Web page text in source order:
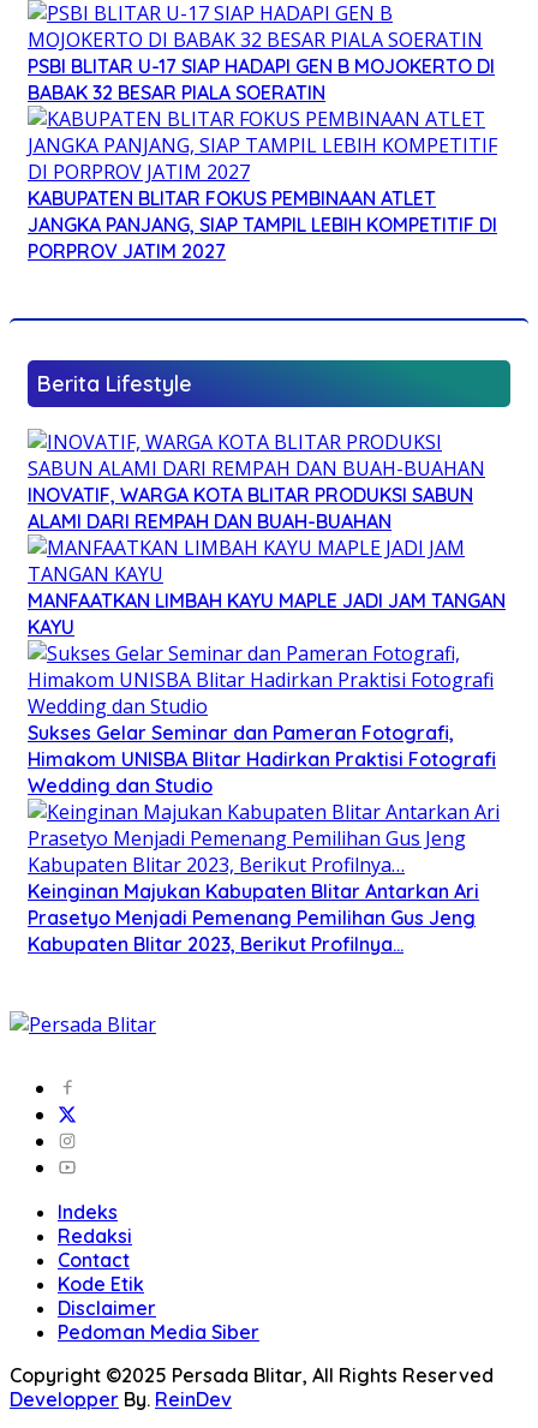
PSBI BLITAR U-17 SIAP HADAPI GEN B MOJOKERTO DI
BABAK 32 BESAR PIALA SOERATIN
KABUPATEN BLITAR FOKUS PEMBINAAN ATLET
JANGKA PANJANG, SIAP TAMPIL LEBIH KOMPETITIF DI
PORPROV JATIM 2027
Berita Lifestyle
INOVATIF, WARGA KOTA BLITAR PRODUKSI SABUN
ALAMI DARI REMPAH DAN BUAH-BUAHAN
MANFAATKAN LIMBAH KAYU MAPLE JADI JAM TANGAN
KAYU
Sukses Gelar Seminar dan Pameran Fotografi,
Himakom UNISBA Blitar Hadirkan Praktisi Fotografi
Wedding dan Studio
Keinginan Majukan Kabupaten Blitar Antarkan Ari
Prasetyo Menjadi Pemenang Pemilihan Gus Jeng
Kabupaten Blitar 2023, Berikut Profilnya…
Indeks
Redaksi
Contact
Kode Etik
Disclaimer
Pedoman Media Siber
Copyright ©2025 Persada Blitar, All Rights Reserved
Developper By. ReinDev